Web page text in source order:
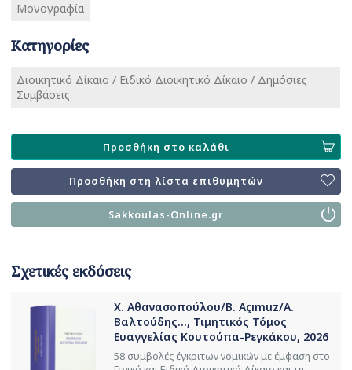
Μονογραφία
Κατηγορίες
Διοικητικό Δίκαιο / Ειδικό Διοικητικό Δίκαιο / Δημόσιες
Συμβάσεις
Προσθήκη στο καλάθι
Προσθήκη στη λίστα επιθυμητών
Sakkoulas-Online.gr
Σχετικές εκδόσεις
Χ. Αθανασοπούλου/B. Açımuz/Α.
Βαλτούδης..., Τιμητικός Τόμος
Ευαγγελίας Κουτούπα-Ρεγκάκου, 2026
58 συμβολές έγκριτων νομικών με έμφαση στο